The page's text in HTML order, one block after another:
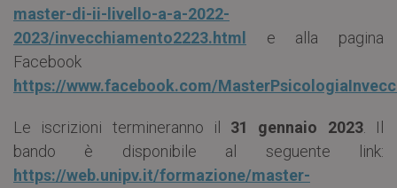
master-di-ii-livello-a-a-2022-
2023/invecchiamento2223.html e alla pagina
Facebook
https://www.facebook.com/
Le iscrizioni termineranno il 31 gennaio 2023. Il
bando è disponibile al seguente link:
https://web.unipv.it/formazione/master-